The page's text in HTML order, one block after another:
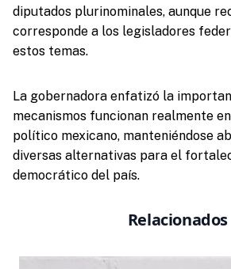
diputados plurinominales, aunque
corresponde a los legisladores
estos temas.
La gobernadora enfatizó la
mecanismos funcionan realmente
político mexicano, manteniéndose
diversas alternativas para el
democrático del país.
Relacionados